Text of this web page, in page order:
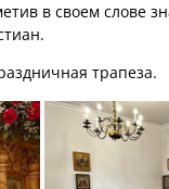
в своем слове
трапеза.